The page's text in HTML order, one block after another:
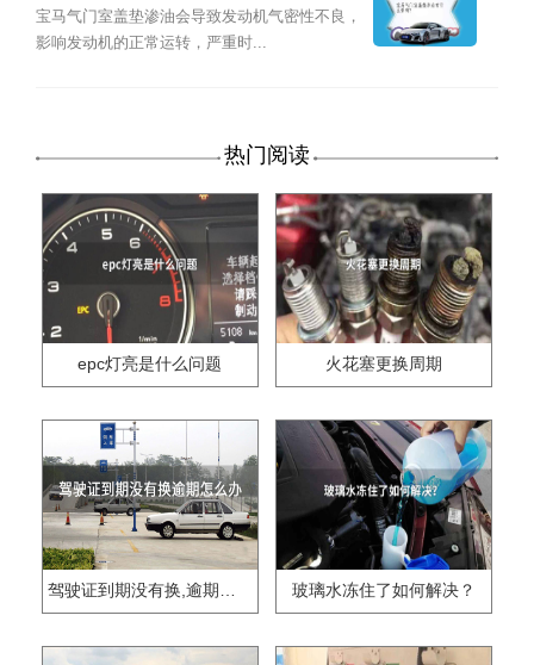
宝马气门室盖垫渗油会导致发动机气密性不良，
影响发动机的正常运转，严重时...
热门阅读
epc灯亮是什么问题 火花塞更换周期
驾驶证到期没有换,逾期怎么办?? 玻璃水冻住了如何解决？